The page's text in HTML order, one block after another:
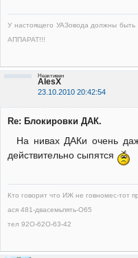
У настоящего УАЗовода должны
АППАРАТ!!!
AlesX
23.10.2010 20:42:54
Неактивен
Re: Блокировки ДАК.
На нивах ДАКи очень
действительно сыпятся
Кто говорит что ИЖ не говномес-тот
ася 481-двасемьпять-О65
тел 92О-62О-63-42